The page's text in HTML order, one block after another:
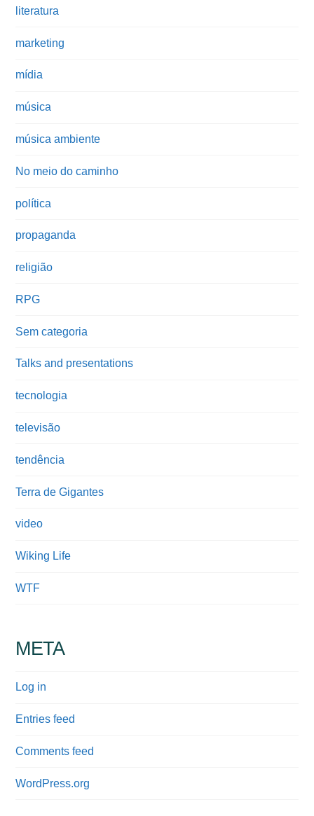
literatura
marketing
mídia
música
música ambiente
No meio do caminho
política
propaganda
religião
RPG
Sem categoria
Talks and presentations
tecnologia
televisão
tendência
Terra de Gigantes
video
Wiking Life
WTF
META
Log in
Entries feed
Comments feed
WordPress.org